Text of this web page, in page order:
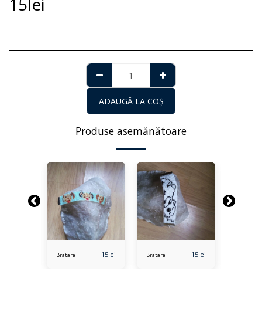
ADAUGĂ LA COŞ
Produse asemănătoare
Bratara 15lei Bratara 15lei